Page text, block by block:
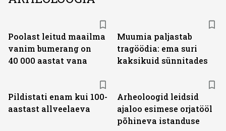
Poolast leitud maailma
vanim bumerang on
40 000 aastat vana
Muumia paljastab
tragöödia: ema suri
kaksikuid sünnitades
Pildistati enam kui 100-
aastast allveelaeva
Arheoloogid leidsid
ajaloo esimese orjatööl
põhineva istanduse